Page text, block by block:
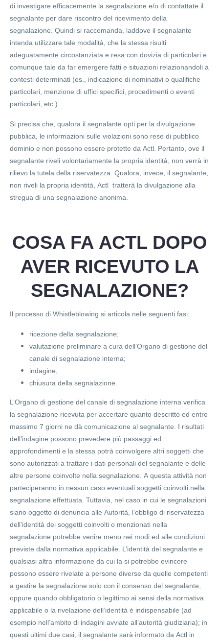
di investigare efficacemente la segnalazione e/o di contattate il
segnalante per dare riscontro del ricevimento della
segnalazione. Quindi si raccomanda, laddove il segnalante
intenda utilizzare tale modalità, che la stessa risulti
adeguatamente circostanziata e resa con dovizia di particolari e
comunque tale da far emergere fatti e situazioni relazionandoli a
contesti determinati (es., indicazione di nominativi o qualifiche
particolari, menzione di uffici specifici, procedimenti o eventi
particolari, etc.).
Si precisa che, qualora il segnalante opti per la divulgazione
pubblica, le informazioni sulle violazioni sono rese di pubblico
dominio e non possono essere protette da Actl. Pertanto, ove il
segnalante riveli volontariamente la propria identità, non verrà in
rilievo la tutela della riservatezza. Qualora, invece, il segnalante,
non riveli la propria identità, Actl tratterà la divulgazione alla
stregua di una segnalazione anonima.
COSA FA ACTL DOPO
AVER RICEVUTO LA
SEGNALAZIONE?
Il processo di Whistleblowing si articola nelle seguenti fasi:
ricezione della segnalazione;
valutazione preliminare a cura dell’Organo di gestione del
canale di segnalazione interna;
indagine;
chiusura della segnalazione.
L’Organo di gestione del canale di segnalazione interna verifica
la segnalazione ricevuta per accertare quanto descritto ed entro
massimo 7 giorni ne dà comunicazione al segnalante. I risultati
dell’indagine possono prevedere più passaggi ed
approfondimenti e la stessa potrà coinvolgere altri soggetti che
sono autorizzati a trattare i dati personali del segnalante e delle
altre persone coinvolte nella segnalazione. A questa attività non
parteciperanno in nessun caso eventuali soggetti coinvolti nella
segnalazione effettuata. Tuttavia, nel caso in cui le segnalazioni
siano oggetto di denuncia alle Autorità, l’obbligo di riservatezza
dell’identità dei soggetti coinvolti o menzionati nella
segnalazione potrebbe venire meno nei modi ed alle condizioni
previste dalla normativa applicabile. L’identità del segnalante e
qualsiasi altra informazione da cui la si potrebbe evincere
possono essere rivelate a persone diverse da quelle competenti
a gestire la segnalazione solo con il consenso del segnalante,
oppure quando obbligatorio o legittimo ai sensi della normativa
applicabile o la rivelazione dell’identità è indispensabile (ad
esempio nell’ambito di indagini avviate all’autorità giudiziaria); in
questi ultimi due casi, il segnalante sarà informato da Actl in